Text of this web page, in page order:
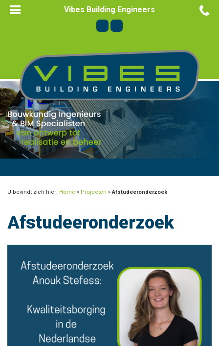
Vibes Building Engineers
U bevindt zich hier: Home » Projecten » Afstudeeronderzoek
Afstudeeronderzoek